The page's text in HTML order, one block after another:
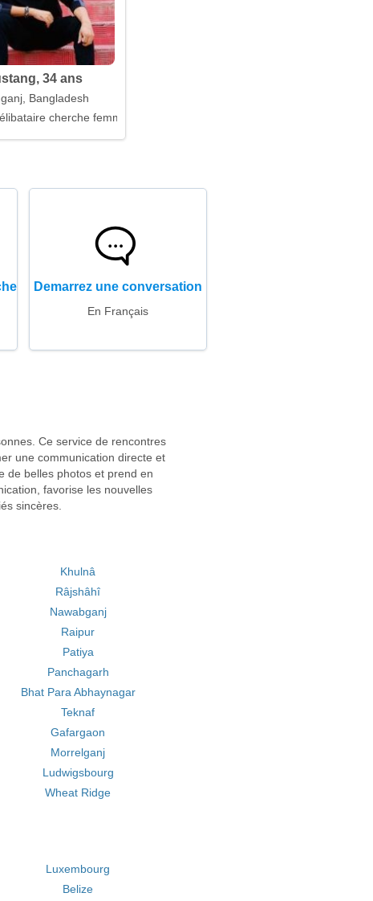
34 ans
Bangladesh
cherche femme
Demarrez une conversation
En Français
Ce service de rencontres
une communication directe et
de belles photos et prend en
favorise les nouvelles
sincères.
Khulnâ
Râjshâhî
Nawabganj
Raipur
Patiya
Panchagarh
Bhat Para Abhaynagar
Teknaf
Gafargaon
Morrelganj
Ludwigsbourg
Wheat Ridge
Luxembourg
Belize